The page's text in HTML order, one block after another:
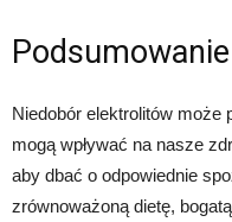
Podsumowanie
Niedobór elektrolitów może
mogą wpływać na nasze
aby dbać o odpowiednie
zrównoważoną dietę,